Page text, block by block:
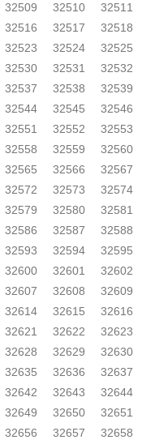
32509 32510
32511
32516 32517
32518
32523 32524
32525
32530 32531
32532
32537 32538
32539
32544 32545
32546
32551 32552
32553
32558 32559
32560
32565 32566
32567
32572 32573
32574
32579 32580
32581
32586 32587
32588
32593 32594
32595
32600 32601
32602
32607 32608
32609
32614 32615
32616
32621 32622
32623
32628 32629
32630
32635 32636
32637
32642 32643
32644
32649 32650
32651
32656 32657
32658